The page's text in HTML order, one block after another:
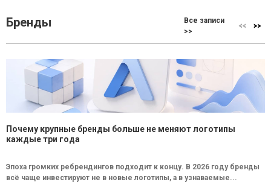
Бренды
Все записи
>>
Почему крупные бренды больше не меняют логотипы
каждые три года
Эпоха громких ребрендингов подходит к концу. В 2026 году бренды
всё чаще инвестируют не в новые логотипы, а в узнаваемые...